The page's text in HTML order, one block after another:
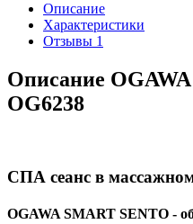
Описание
Характеристики
Отзывы 1
Описание
OG6238
СПА сеанс в
OGAWA SMART SENTO -